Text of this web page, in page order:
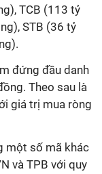
TCB (113 tỷ
STB (36 tỷ
đứng đầu danh
Theo sau là
giá trị mua ròng
một số mã khác
và TPB với quy